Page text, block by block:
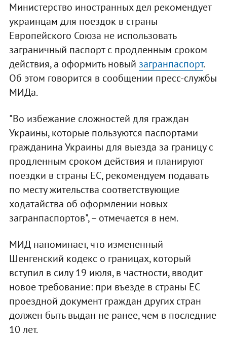
Министерство иностранных дел рекомендует
украинцам для поездок в страны
Европейского Союза не использовать
заграничный паспорт с продленным сроком
действия, а оформить новый загранпаспорт.
Об этом говорится в сообщении пресс-службы
МИДа.
"Во избежание сложностей для граждан
Украины, которые пользуются паспортами
гражданина Украины для выезда за границу с
продленным сроком действия и планируют
поездки в страны ЕС, рекомендуем подавать
по месту жительства соответствующие
ходатайства об оформлении новых
загранпаспортов", – отмечается в нем.
МИД напоминает, что измененный
Шенгенский кодекс о границах, который
вступил в силу 19 июля, в частности, вводит
новое требование: при въезде в страны ЕС
проездной документ граждан других стран
должен быть выдан не ранее, чем в последние
10 лет.